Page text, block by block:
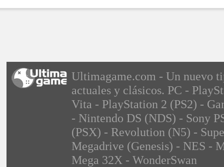
Ultimagame.com - Un nuevo
actuales y clásicos. PC -
Vita - PlayStation 2 (PS2) -
- Nintendo DS (NDS) - Sony
(PSX) - Revolution (N5) -
Megadrive (Genesis) - NES -
Mega 32X - WonderSwan